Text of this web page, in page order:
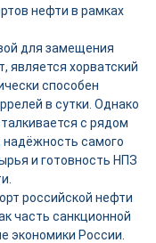
нефти в рамках
для замещения
является хорватский
способен
в сутки. Однако
с рядом
надёжность самого
и готовность НПЗ
российской нефти
часть санкционной
экономики России.